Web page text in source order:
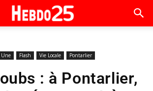
Une Flash Vie Locale Pontarlier
: à Pontarlier,